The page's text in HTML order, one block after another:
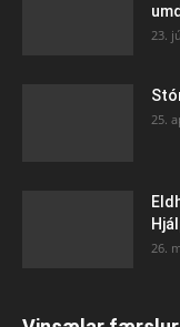
23.
25.
26.